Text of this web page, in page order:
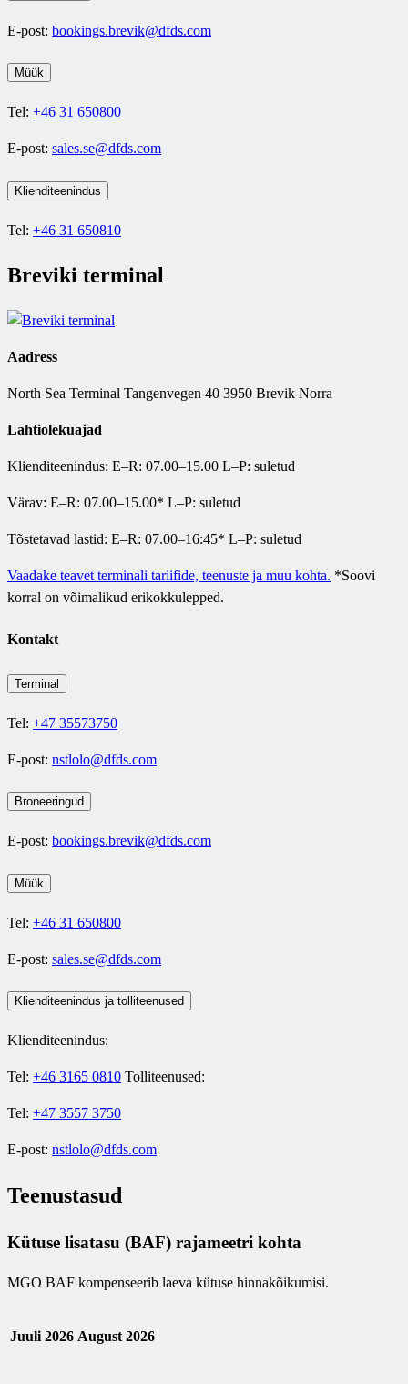
E-post: bookings.brevik@dfds.com
Müük
Tel: +46 31 650800
E-post: sales.se@dfds.com
Klienditeenindus
Tel: +46 31 650810
Breviki terminal
Aadress
North Sea Terminal Tangenvegen 40 3950 Brevik Norra
Lahtiolekuajad
Klienditeenindus: E–R: 07.00–15.00 L–P: suletud
Värav: E–R: 07.00–15.00* L–P: suletud
Tõstetavad lastid: E–R: 07.00–16:45* L–P: suletud
Vaadake teavet terminali tariifide, teenuste ja muu kohta. *Soovi
korral on võimalikud erikokkulepped.
Kontakt
Terminal
Tel: +47 35573750
E-post: nstlolo@dfds.com
Broneeringud
E-post: bookings.brevik@dfds.com
Müük
Tel: +46 31 650800
E-post: sales.se@dfds.com
Klienditeenindus ja tolliteenused
Klienditeenindus:
Tel: +46 3165 0810 Tolliteenused:
Tel: +47 3557 3750
E-post: nstlolo@dfds.com
Teenustasud
Kütuse lisatasu (BAF) rajameetri kohta
MGO BAF kompenseerib laeva kütuse hinnakõikumisi.
Juuli 2026 August 2026